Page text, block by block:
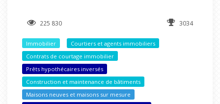
225 830 3034
Immobilier
Courtiers et agents immobiliers
Contrats de courtage immobilier
Prêts hypothécaires inversés
Construction et maintenance de bâtiments
Maisons neuves et maisons sur mesure